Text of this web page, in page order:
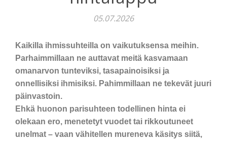
05.07.2026
Kaikilla ihmissuhteilla on vaikutuksensa meihin.
Parhaimmillaan ne auttavat meitä kasvamaan
omanarvon tunteviksi, tasapainoisiksi ja
onnellisiksi ihmisiksi. Pahimmillaan ne tekevät juuri
päinvastoin.
Ehkä huonon parisuhteen todellinen hinta ei
olekaan ero, menetetyt vuodet tai rikkoutuneet
unelmat – vaan vähitellen mureneva käsitys siitä,